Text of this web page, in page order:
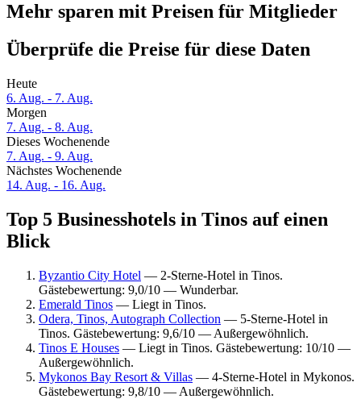
Mehr sparen mit Preisen für Mitglieder
Überprüfe die Preise für diese Daten
Heute
6. Aug. - 7. Aug.
Morgen
7. Aug. - 8. Aug.
Dieses Wochenende
7. Aug. - 9. Aug.
Nächstes Wochenende
14. Aug. - 16. Aug.
Top 5 Businesshotels in Tinos auf einen
Blick
Byzantio City Hotel — 2-Sterne-Hotel in Tinos.
Gästebewertung: 9,0/10 — Wunderbar.
Emerald Tinos — Liegt in Tinos.
Odera, Tinos, Autograph Collection — 5-Sterne-Hotel in
Tinos. Gästebewertung: 9,6/10 — Außergewöhnlich.
Tinos E Houses — Liegt in Tinos. Gästebewertung: 10/10 —
Außergewöhnlich.
Mykonos Bay Resort & Villas — 4-Sterne-Hotel in Mykonos.
Gästebewertung: 9,8/10 — Außergewöhnlich.